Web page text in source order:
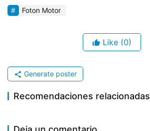
Foton Motor
Like (0)
Generate poster
Recomendaciones relacionadas
industria | Dongfeng Trucks
Información corporativa